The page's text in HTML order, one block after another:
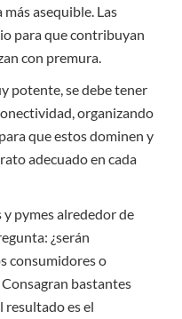
asequible. Las
para que contribuyan
con premura.
potente, se debe tener
organizando
que estos dominen y
adecuado en cada
pymes alrededor de
¿serán
consumidores o
bastantes
resultado es el